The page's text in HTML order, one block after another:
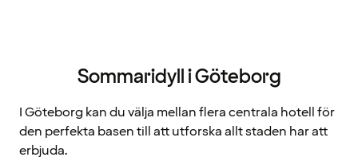
Sommaridyll i Göteborg
I Göteborg kan du välja mellan flera centrala hotell för
den perfekta basen till att utforska allt staden har att
erbjuda.